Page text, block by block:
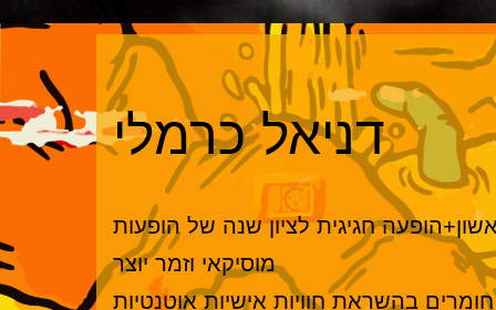
דניאל כרמלי
חגיגית לציון שנה של הופעות
מוסיקאי וזמר יוצר
בהשראת חוויות אישיות אוטנטיות